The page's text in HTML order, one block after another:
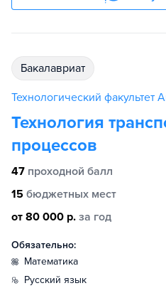
бакалавриат
Технологический факультет
Технология
процессов
47 проходной балл
15 бюджетных мест
от 80 000 р. за год
Обязательно:
математика
русский язык